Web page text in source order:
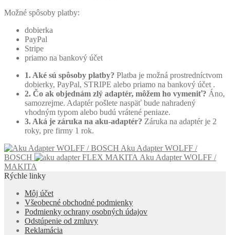
Možné spôsoby platby:
dobierka
PayPal
Stripe
priamo na bankový účet
1. Aké sú spôsoby platby? Platba je možná prostredníctvom
dobierky, PayPal, STRIPE alebo priamo na bankový účet .
2. Čo ak objednám zlý adaptér, môžem ho vymeniť? Áno,
samozrejme. Adaptér pošlete naspäť bude nahradený
vhodným typom alebo budú vrátené peniaze.
3. Aká je záruka na aku-adaptér? Záruka na adaptér je 2
roky, pre firmy 1 rok.
Aku Adapter WOLFF /
BOSCH
Aku Adapter WOLFF /
MAKITA
Rýchle linky
Môj účet
Všeobecné obchodné podmienky
Podmienky ochrany osobných údajov
Odstúpenie od zmluvy
Reklamácia